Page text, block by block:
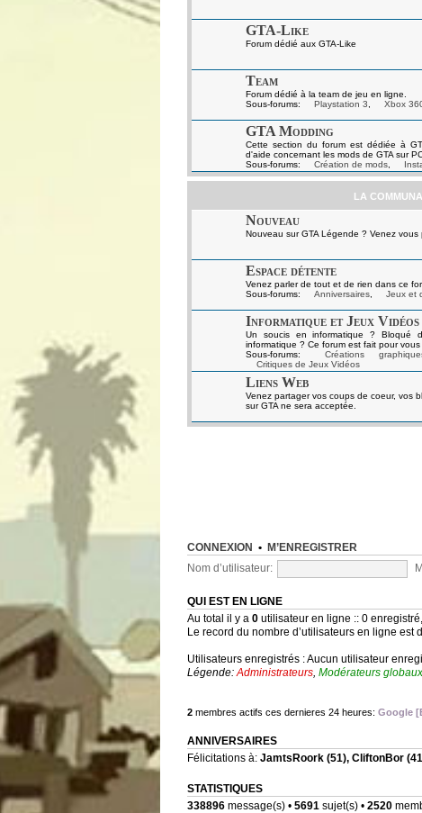
GTA-Like
Forum dédié aux GTA-Like
Team
Forum dédié à la team de jeu en ligne.
Sous-forums:
Playstation 3 Xbox
GTA Modding
Cette section du forum est dédiée à
d'aide concernant les mods de GTA sur
Sous-forums:
Création de mods
LA
Nouveau
Nouveau sur GTA Légende ? Venez vous
Espace détente
Venez parler de tout et de rien dans ce
Sous-forums:
Anniversaires Jeux et
Informatique et Jeux Vidéos
Un soucis en informatique ? Bloqué
informatique ? Ce forum est fait pour vous
Sous-forums:
Créations
Critiques de Jeux Vidéos
Liens Web
Venez partager vos coups de coeur, vos
sur GTA ne sera acceptée.
CONNEXION • M’ENREGISTRER
Nom d’utilisateur:
QUI EST EN LIGNE
Au total il y a 0 utilisateur en ligne :: 0
Le record du nombre d’utilisateurs en ligne est
Utilisateurs enregistrés : Aucun utilisateur
Légende:Administrateurs, Modérateurs globaux
2 membres actifs ces dernieres 24 heures: Google
ANNIVERSAIRES
Félicitations à: JamtsRoork (51), CliftonBor
STATISTIQUES
338896 message(s) • 5691 sujet(s) • 2520